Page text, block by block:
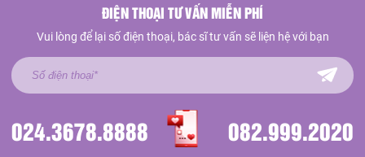
ĐIỆN THOẠI TƯ VẤN MIỄN PHÍ
Vui lòng để lại số điện thoại, bác sĩ tư vấn sẽ liện hệ với bạn
024.3678.8888 082.999.2020